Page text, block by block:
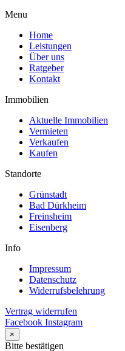
Menu
Home
Leistungen
Über uns
Ratgeber
Kontakt
Immobilien
Aktuelle Immobilien
Vermieten
Verkaufen
Kaufen
Standorte
Grünstadt
Bad Dürkheim
Freinsheim
Eisenberg
Info
Impressum
Datenschutz
Widerrufsbelehrung
Vertrag widerrufen
Facebook Instagram
×
Bitte bestätigen